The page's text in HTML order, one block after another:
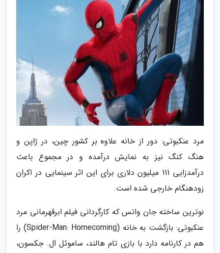
مرد عنکبوتی: دور از خانه علاوه بر کشور چین، در ژاپن و
هنگ کنگ نیز به نمایش درآمده و در مجموع باعث
درآمدزایی 111 میلیون دلاری برای این اثر سینمایی در اکران
زودهنگام خارجی شده است.
نوترین ساخته جان واتس که کارگردانی فیلم ابرقهرمانی مرد
عنکبوتی: بازگشت به خانه (Spider-Man: Homecoming) را
هم در کارنامه دارد با بازی تام هالند، ساموئل ال. جکسون،